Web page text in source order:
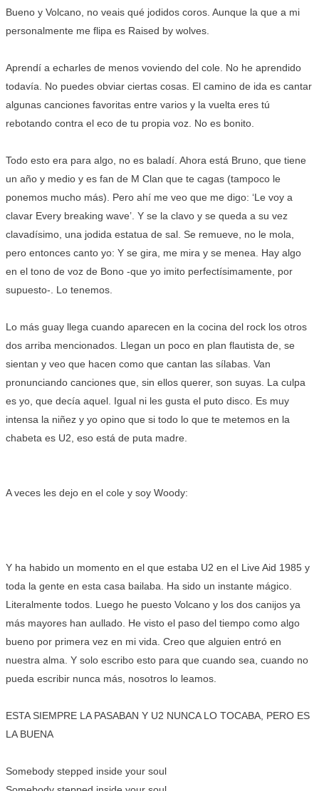
Bueno y Volcano, no veais qué jodidos coros. Aunque la que a mi
personalmente me flipa es Raised by wolves.
Aprendí a echarles de menos voviendo del cole. No he aprendido
todavía. No puedes obviar ciertas cosas. El camino de ida es cantar
algunas canciones favoritas entre varios y la vuelta eres tú
rebotando contra el eco de tu propia voz. No es bonito.
Todo esto era para algo, no es baladí. Ahora está Bruno, que tiene
un año y medio y es fan de M Clan que te cagas (tampoco le
ponemos mucho más). Pero ahí me veo que me digo: ‘Le voy a
clavar Every breaking wave’. Y se la clavo y se queda a su vez
clavadísimo, una jodida estatua de sal. Se remueve, no le mola,
pero entonces canto yo: Y se gira, me mira y se menea. Hay algo
en el tono de voz de Bono -que yo imito perfectísimamente, por
supuesto-. Lo tenemos.
Lo más guay llega cuando aparecen en la cocina del rock los otros
dos arriba mencionados. Llegan un poco en plan flautista de, se
sientan y veo que hacen como que cantan las sílabas. Van
pronunciando canciones que, sin ellos querer, son suyas. La culpa
es yo, que decía aquel. Igual ni les gusta el puto disco. Es muy
intensa la niñez y yo opino que si todo lo que te metemos en la
chabeta es U2, eso está de puta madre.
A veces les dejo en el cole y soy Woody:
Y ha habido un momento en el que estaba U2 en el Live Aid 1985 y
toda la gente en esta casa bailaba. Ha sido un instante mágico.
Literalmente todos. Luego he puesto Volcano y los dos canijos ya
más mayores han aullado. He visto el paso del tiempo como algo
bueno por primera vez en mi vida. Creo que alguien entró en
nuestra alma. Y solo escribo esto para que cuando sea, cuando no
pueda escribir nunca más, nosotros lo leamos.
ESTA SIEMPRE LA PASABAN Y U2 NUNCA LO TOCABA, PERO ES
LA BUENA
Somebody stepped inside your soul